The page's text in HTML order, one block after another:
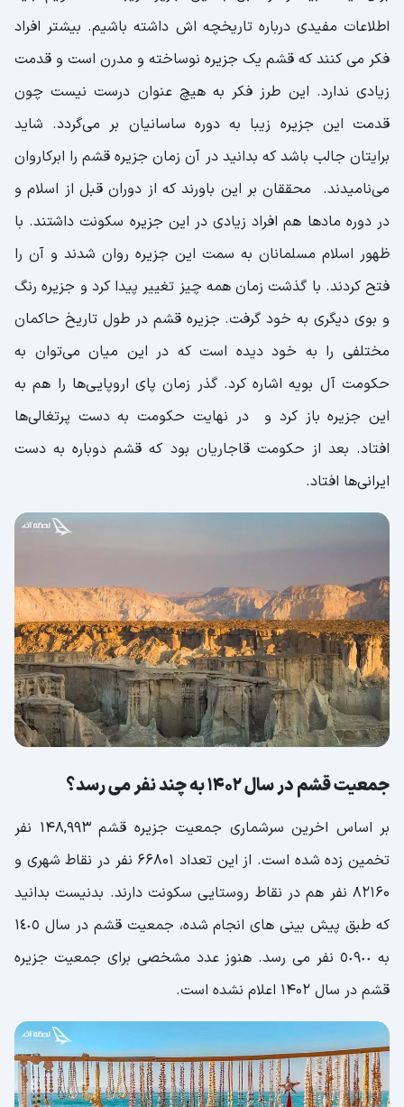
شغل مردم قشم چیست؟
اطلاعات ضروری جزیره قشم که باید بدانید
پیش شماره و واحد پول قشم چیست؟
نکات سفر به قشم که حتما به آن ها نیاز خواهید
داشت
حمل و نقل عمومی در قشم چگونه است؟
انواع پوشش گیاهی و جانوری جزیره قشم
لقب جزیره قشم چیست؟
تفاوت‌های قشم و کیش چیست؟
مرکز جزیره قشم کجاست؟
سوغات قشم چه چیزهایی است؟
معرفی فرودگاه جزیره قشم
نقشه جزیره قشم
عکس جزیره قشم
جزیره قشم: جواهری بکر در دل خلیج فارس
اطلاعات مفیدی درباره تاریخچه اش داشته باشیم. بیشتر افراد
فکر می کنند که قشم یک جزیره نوساخته و مدرن است و قدمت
زیادی ندارد. این طرز فکر به هیچ عنوان درست نیست چون
قدمت این جزیره زیبا به دوره ساسانیان بر می‌گردد. شاید
برایتان جالب باشد که بدانید در آن زمان جزیره قشم را ابرکاروان
می‌نامیدند. محققان بر این باورند که از دوران قبل از اسلام و
در دوره مادها هم افراد زیادی در این جزیره سکونت داشتند. با
ظهور اسلام مسلمانان به سمت این جزیره روان شدند و آن را
فتح کردند. با گذشت زمان همه چیز تغییر پیدا کرد و جزیره رنگ
و بوی دیگری به خود گرفت. جزیره قشم در طول تاریخ حاکمان
مختلفی را به خود دیده است که در این میان می‌توان به
حکومت آل بویه اشاره کرد. گذر زمان پای اروپایی‌ها را هم به
این جزیره باز کرد و در نهایت حکومت به دست پرتغالی‌ها
افتاد. بعد از حکومت قاجاریان بود که قشم دوباره به دست
ایرانی‌ها افتاد.
جمعیت قشم در سال 1402 به چند نفر می رسد؟
بر اساس اخرین سرشماری جمعیت جزیره قشم 148,993 نفر
تخمین زده شده است. از این تعداد 66801 نفر در نقاط شهری و
82160 نفر هم در نقاط روستایی سکونت دارند. بدنیست بدانید
که طبق پیش بینی های انجام شده، جمعیت قشم در سال ١٤٠٥
به ٥٠٩٠٠ نفر می رسد. هنوز عدد مشخصی برای جمعیت جزیره
قشم در سال 1402 اعلام نشده است.